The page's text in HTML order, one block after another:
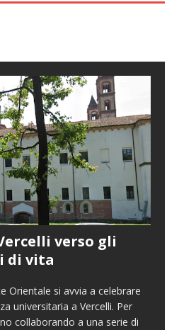
verso gli
di vita
Orientale si avvia a celebrare
universitaria a Vercelli. Per
collaborando a una serie di